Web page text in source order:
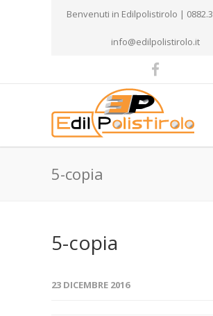
Benvenuti in Edilpolistirolo |
info@edilpolistirolo.it
5-copia
5-copia
23 DICEMBRE 2016